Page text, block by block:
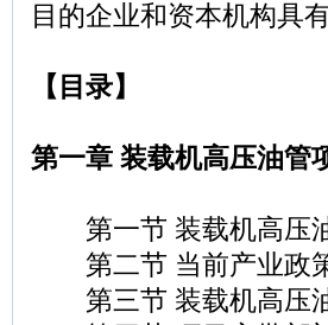
目的企业和资本机构具
【目录】
第一章 装载机高压油管
第一节 装载机高压
第二节 当前产业政
第三节 装载机高压